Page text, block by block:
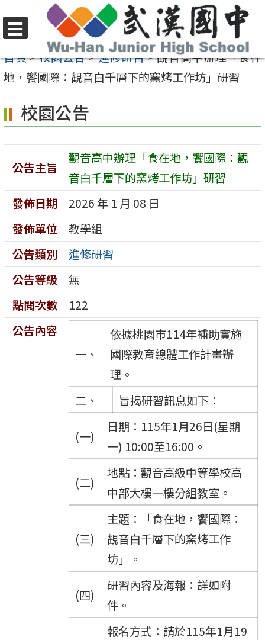
至
要
容
區
選
單
首頁>校園公告>進修研習>觀音高中辦理「食在
地，饗國際：觀音白千層下的窯烤工作坊」研習
校園公告
公告主旨
觀音高中辦理「食在地，饗國際：觀
音白千層下的窯烤工作坊」研習
發佈日期
2026 年 1 月 08 日
發佈單位
教學組
公告類別
進修研習
公告等級
無
點閱次數
122
公告內容
一、
依據桃園市114年補助實施
國際教育總體工作計畫辦
理。
二、
旨揭研習訊息如下：
(一)
日期：115年1月26日(星期
一) 10:00至16:00。
(二)
地點：觀音高級中等學校高
中部大樓一樓分組教室。
(三)
主題：「食在地，饗國際：
觀音白千層下的窯烤工作
坊」。
(四)
研習內容及海報：詳如附
件。
報名方式：請於115年1月19